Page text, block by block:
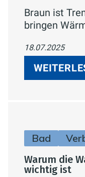
Braun ist
bringen
wohnliche
18.07.2025
Bad
Warum die
wichtig ist